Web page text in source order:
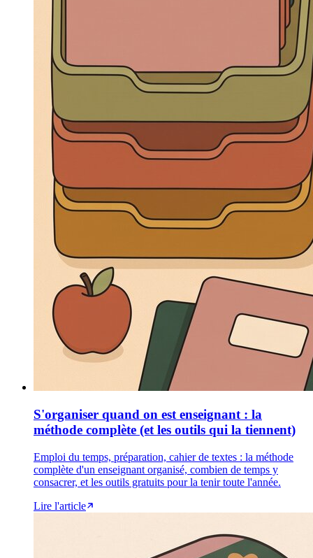
S'organiser quand on est enseignant : la
méthode complète (et les outils qui la tiennent)
Emploi du temps, préparation, cahier de textes : la méthode
complète d'un enseignant organisé, combien de temps y
consacrer, et les outils gratuits pour la tenir toute l'année.
Lire l'article